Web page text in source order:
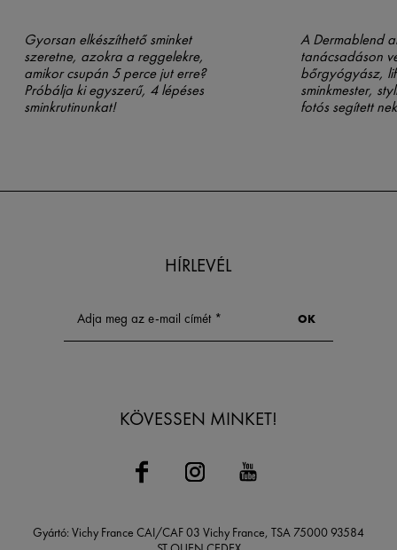
Gyorsan elkészíthető sminket
szeretne, azokra a reggelekre,
amikor csupán 5 perce jut erre?
Próbálja ki egyszerű, 4 lépéses
sminkrutinunkat!
A Dermablend
tanácsadáson
bőrgyógyász,
sminkmester,
fotós segített
HÍRLEVÉL
KÖVESSEN MINKET!
Gyártó: Vichy France CAI/CAF 03 Vichy France, TSA 75000 93584